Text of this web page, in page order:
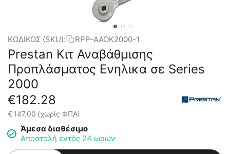
ΚΩΔΙΚΟΣ (SKU): RPP-AAOK2000-1
Prestan Κιτ Αναβάθμισης
Προπλάσματος Ενηλικα σε Series
2000
€182.28
€147.00 (χωρίς ΦΠΑ)
Άμεσα διαθέσιμο
Αποστολή εντός 24 ωρών